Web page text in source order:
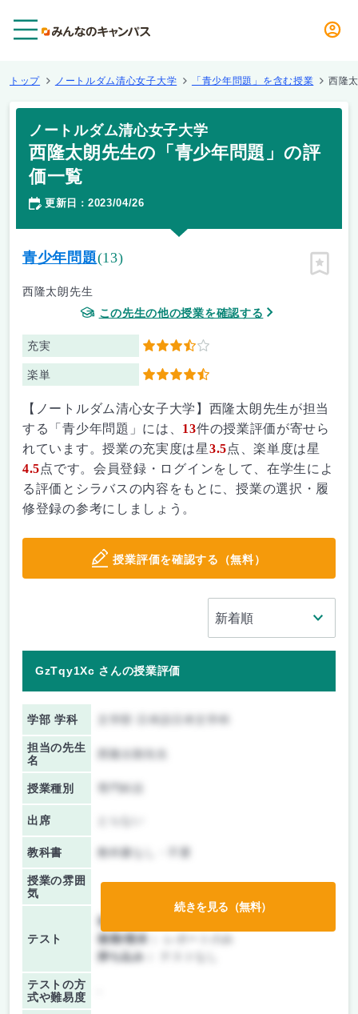
トップ ノートルダム清心女子大学 「青少年問題」を含む授業 西隆
ノートルダム清心女子大学
西隆太朗先生の「青少年問題」の評
価一覧
更新日 ： 2023/04/26
青少年問題(13)
西隆太朗先生
この先生の他の授業を確認する
充実 3.5
楽単 4.5
ピン留
【ノートルダム清心女子大学】西隆太朗先生が担当
する「青少年問題」には、 13件の授業評価が寄せら
れています。授業の充実度は星3.5点、楽単度は星
4.5点です。会員登録・ログインをして、在学生によ
る評価とシラバスの内容をもとに、授業の選択・履
修登録の参考にしましょう。
授業評価を確認する（無料）
GzTqy1Xc さんの授業評価
学部 学科
担当の先生
名
西隆太朗先生
授業種別
出席
教科書 教科書なし・不要
授業の雰囲
気
テスト
前期/中間：
後期/期末：
持ち込み：
テストの方
式や難易度
続きを見る（無料）